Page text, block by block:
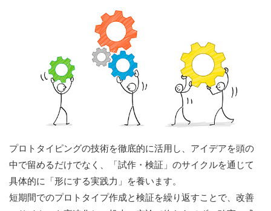
プロトタイピングの技術を徹底的に活用し、アイデアを頭の
中で留めるだけでなく、「試作・検証」のサイクルを通じて
具体的に「形にする実践力」を養います。
短期間でのプロトタイプ作成と検証を繰り返すことで、改善